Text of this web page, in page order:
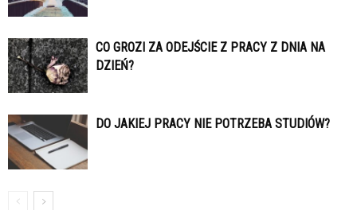
CO GROZI ZA ODEJŚCIE Z PRACY Z DNIA NA
DZIEŃ?
DO JAKIEJ PRACY NIE POTRZEBA STUDIÓW?